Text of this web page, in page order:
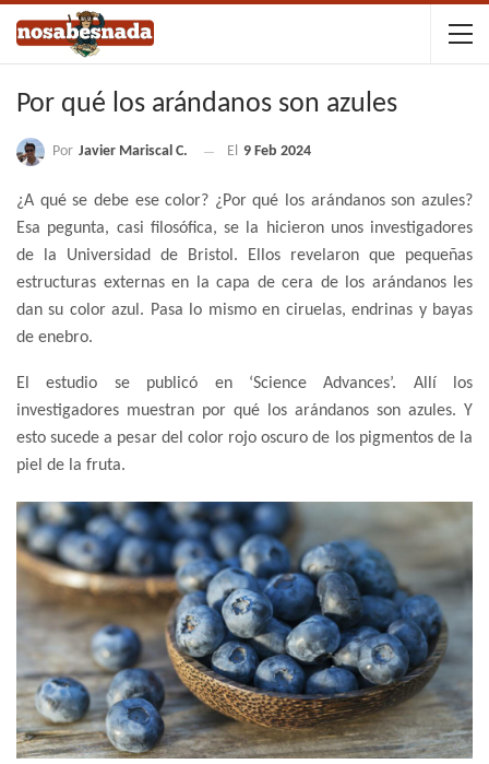
Por qué los arándanos son azules
Por Javier Mariscal C. El 9 Feb 2024
¿A qué se debe ese color? ¿Por qué los arándanos son azules?
Esa pegunta, casi filosófica, se la hicieron unos investigadores
de la Universidad de Bristol. Ellos revelaron que pequeñas
estructuras externas en la capa de cera de los arándanos les
dan su color azul. Pasa lo mismo en ciruelas, endrinas y bayas
de enebro.
El estudio se publicó en ‘Science Advances’. Allí los
investigadores muestran por qué los arándanos son azules. Y
esto sucede a pesar del color rojo oscuro de los pigmentos de la
piel de la fruta.